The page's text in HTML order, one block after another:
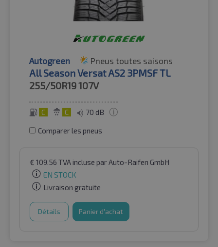
Autogreen Pneus toutes saisons
All Season Versat AS2 3PMSF TL
255/50R19107V
C C 70 dB
Comparer les pneus
€ 109.56 TVA incluse par Auto-Raifen GmbH
EN STOCK
Livraison gratuite
Détails Panier d'achat